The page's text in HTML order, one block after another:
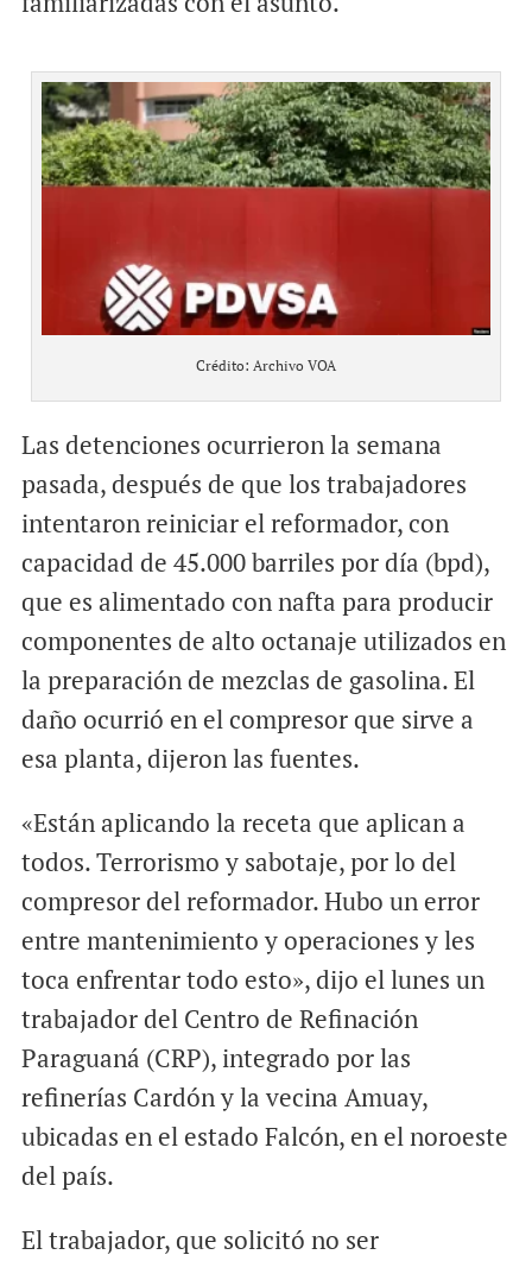
Crédito: Archivo VOA
Las detenciones ocurrieron la semana
pasada, después de que los trabajadores
intentaron reiniciar el reformador, con
capacidad de 45.000 barriles por día (bpd),
que es alimentado con nafta para producir
componentes de alto octanaje utilizados en
la preparación de mezclas de gasolina. El
daño ocurrió en el compresor que sirve a
esa planta, dijeron las fuentes.
«Están aplicando la receta que aplican a
todos. Terrorismo y sabotaje, por lo del
compresor del reformador. Hubo un error
entre mantenimiento y operaciones y les
toca enfrentar todo esto», dijo el lunes un
trabajador del Centro de Refinación
Paraguaná (CRP), integrado por las
refinerías Cardón y la vecina Amuay,
ubicadas en el estado Falcón, en el noroeste
del país.
El trabajador, que solicitó no ser